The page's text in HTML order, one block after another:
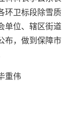
环卫标段除雪质
单位、辖区街道
布，做到保障市
重伟